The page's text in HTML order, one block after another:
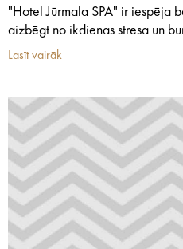
"Hotel Jūrmala SPA" ir iespēja
aizbēgt no ikdienas stresa un
Lasīt vairāk